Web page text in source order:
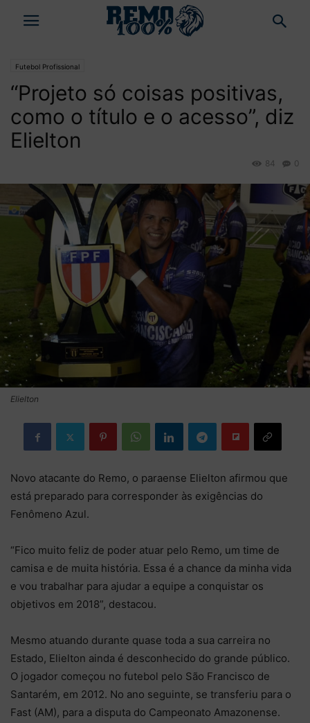
Futebol Profissional
“Projeto só coisas positivas,
como o título e o acesso”, diz
Elielton
0
84
Elielton
Novo atacante do Remo, o paraense Elielton afirmou que
está preparado para corresponder às exigências do
Fenômeno Azul.
“Fico muito feliz de poder atuar pelo Remo, um time de
camisa e de muita história. Essa é a chance da minha vida
e vou trabalhar para ajudar a equipe a conquistar os
objetivos em 2018”, destacou.
Mesmo atuando durante quase toda a sua carreira no
Estado, Elielton ainda é desconhecido do grande público.
O jogador começou no futebol pelo São Francisco de
Santarém, em 2012. No ano seguinte, se transferiu para o
Fast (AM), para a disputa do Campeonato Amazonense.